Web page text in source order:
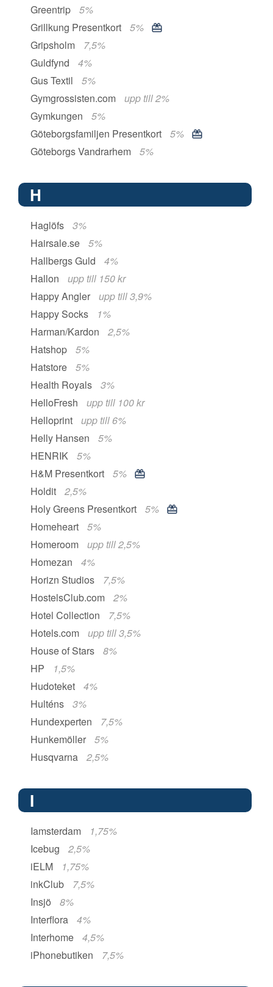
Greentrip
5%
Grillkung Presentkort
5%
Gripsholm
7,5%
Guldfynd
4%
Gus Textil
5%
Gymgrossisten.com
upp till 2%
Gymkungen
5%
Göteborgsfamiljen Presentkort
5%
Göteborgs Vandrarhem
5%
H
Haglöfs
3%
Hairsale.se
5%
Hallbergs Guld
4%
Hallon
upp till 150 kr
Happy Angler
upp till 3,9%
Happy Socks
1%
Harman/Kardon
2,5%
Hatshop
5%
Hatstore
5%
Health Royals
3%
HelloFresh
upp till 100 kr
Helloprint
upp till 6%
Helly Hansen
5%
HENRIK
5%
H&M Presentkort
5%
Holdit
2,5%
Holy Greens Presentkort
5%
Homeheart
5%
Homeroom
upp till 2,5%
Homezan
4%
Horizn Studios
7,5%
HostelsClub.com
2%
Hotel Collection
7,5%
Hotels.com
upp till 3,5%
House of Stars
8%
HP
1,5%
Hudoteket
4%
Hulténs
3%
Hundexperten
7,5%
Hunkemöller
5%
Husqvarna
2,5%
I
Iamsterdam
1,75%
Icebug
2,5%
iELM
1,75%
inkClub
7,5%
Insjö
8%
Interflora
4%
Interhome
4,5%
iPhonebutiken
7,5%